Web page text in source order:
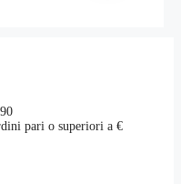
pari o superiori a €